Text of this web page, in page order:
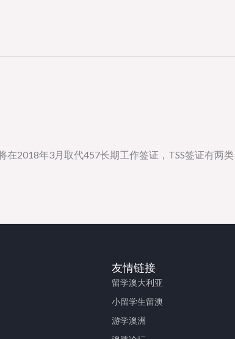
2018年3月取代457长期工作签证，TSS签证有两
友情链接
留学澳大利亚
小留学生留澳
游学澳洲